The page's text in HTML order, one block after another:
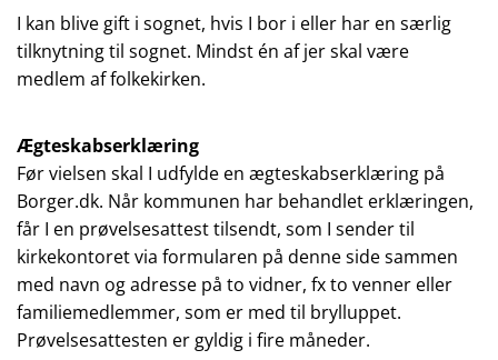
I kan blive gift i sognet, hvis I bor i eller har en særlig
tilknytning til sognet. Mindst én af jer skal være
medlem af folkekirken.
Ægteskabserklæring
Før vielsen skal I udfylde en ægteskabserklæring på
Borger.dk. Når kommunen har behandlet erklæringen,
får I en prøvelsesattest tilsendt, som I sender til
kirkekontoret via formularen på denne side sammen
med navn og adresse på to vidner, fx to venner eller
familiemedlemmer, som er med til brylluppet.
Prøvelsesattesten er gyldig i fire måneder.